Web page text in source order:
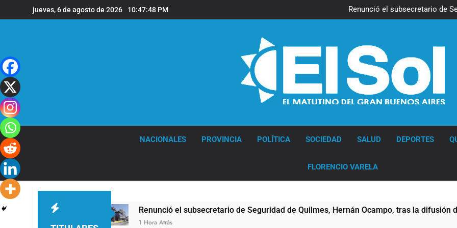
al
jueves, 6 de agosto de 2026 10:47:49 PM
Renunció el subsecretario de
Candela Arizaga confirmó
Renunció el subsecretario de
Candela Arizaga confirmó
La Libertad Avanza consiguió
NACIONALES PROVINCIA POLÍTICA SOCIEDAD SALUD DEPORTES
FLORENCIO VARELA
de Milei Renunció el subsecretario de Seguridad de Quilmes, Hernán Ocampo, tras la difusión de
1 Hora Atrás